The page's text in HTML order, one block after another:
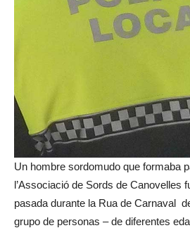
Un hombre sordomudo que formaba
l’Associació de Sords de Canovelles
pasada durante la Rua de Carnaval
grupo de personas – de diferentes